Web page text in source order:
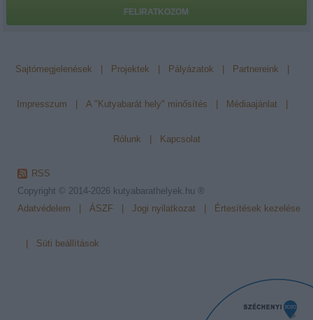
FELIRATKOZOM
Sajtómegjelenések Projektek Pályázatok Partnereink
Impresszum A "Kutyabarát hely" minősítés Médiaajánlat
Rólunk Kapcsolat
RSS
Copyright © 2014-2026 kutyabarathelyek.hu ®
Adatvédelem
ÁSZF Jogi nyilatkozat Értesítések kezelése
Süti beállítások